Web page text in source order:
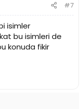
#7
isimler
bu isimleri de
konuda fikir